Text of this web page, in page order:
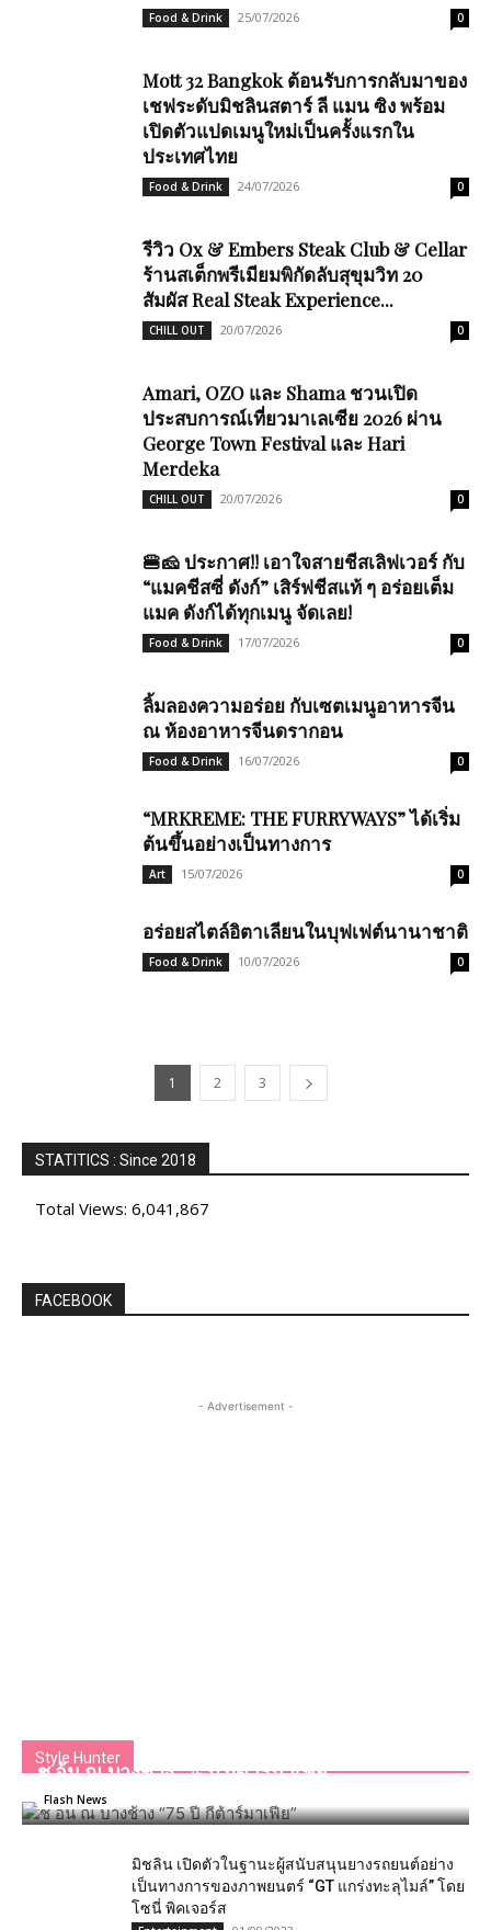
Food & Drink 25/07/2026 0
Mott 32 Bangkok ต้อนรับการกลับมาของ
เชฟระดับมิชลินสตาร์ ลี แมน ซิง พร้อม
เปิดตัวแปดเมนูใหม่เป็นครั้งแรกใน
ประเทศไทย
Food & Drink 24/07/2026 0
รีวิว Ox & Embers Steak Club & Cellar
ร้านสเต็กพรีเมียมพิกัดลับสุขุมวิท 20
สัมผัส Real Steak Experience...
CHILL OUT 20/07/2026 0
Amari, OZO และ Shama ชวนเปิด
ประสบการณ์เที่ยวมาเลเซีย 2026 ผ่าน
George Town Festival และ Hari
Merdeka
CHILL OUT 20/07/2026 0
🍔🧀 ประกาศ!! เอาใจสายชีสเลิฟเวอร์ กับ
“แมคชีสซี่ ดังก์” เสิร์ฟชีสแท้ ๆ อร่อยเต็ม
แมค ดังก์ได้ทุกเมนู จัดเลย!
Food & Drink 17/07/2026 0
ลิ้มลองความอร่อย กับเซตเมนูอาหารจีน
ณ ห้องอาหารจีนดรากอน
Food & Drink 16/07/2026 0
“MRKREME: THE FURRYWAYS” ได้เริ่ม
ต้นขึ้นอย่างเป็นทางการ
Art 15/07/2026 0
อร่อยสไตล์อิตาเลียนในบุฟเฟต์นานาชาติ
Food & Drink 10/07/2026 0
1 2 3
STATITICS : Since 2018
Total Views: 6,041,867
FACEBOOK
- Advertisement -
Style Hunter
ช อ้น ณ บางช้าง “75 ปี กีต้าร์มาเฟีย”
Flash News -
มิชลิน เปิดตัวในฐานะผู้สนับสนุนยางรถยนต์อย่าง
เป็นทางการของภาพยนตร์ “GT แกร่งทะลุไมล์” โดย
โซนี่ พิคเจอร์ส